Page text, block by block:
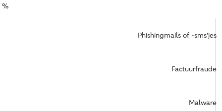
%
Phishingmails of -sms’jes
Factuurfraude
Malware